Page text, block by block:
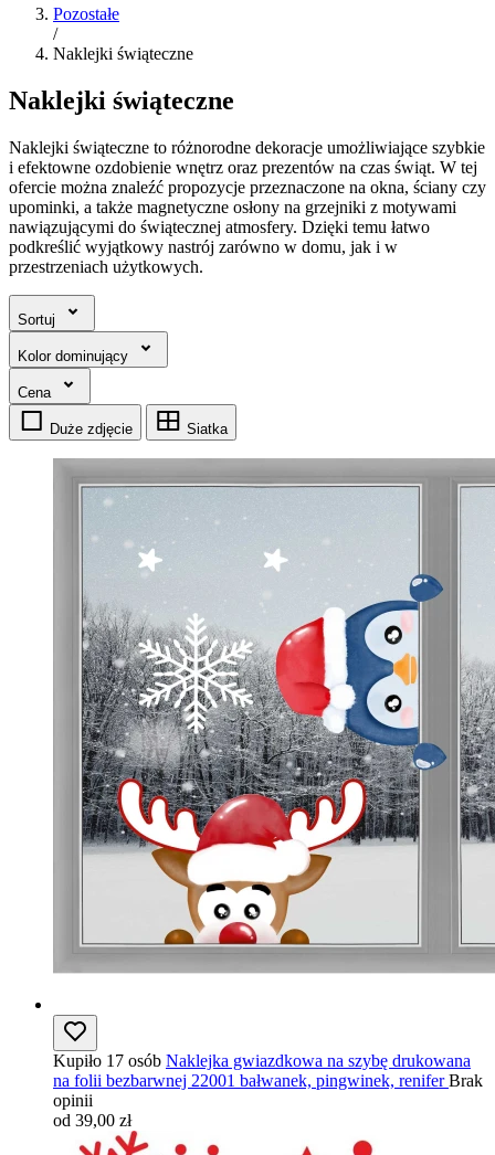
Pozostałe
/
Naklejki świąteczne
Naklejki świąteczne
Naklejki świąteczne to różnorodne dekoracje umożliwiające szybkie
i efektowne ozdobienie wnętrz oraz prezentów na czas świąt. W tej
ofercie można znaleźć propozycje przeznaczone na okna, ściany czy
upominki, a także magnetyczne osłony na grzejniki z motywami
nawiązującymi do świątecznej atmosfery. Dzięki temu łatwo
podkreślić wyjątkowy nastrój zarówno w domu, jak i w
przestrzeniach użytkowych.
Sortuj
Kolor dominujący
Cena
Duże zdjęcie Siatka
Kupiło 17 osób Naklejka gwiazdkowa na szybę drukowana
na folii bezbarwnej 22001 bałwanek, pingwinek, renifer Brak
opinii
od 39,00 zł